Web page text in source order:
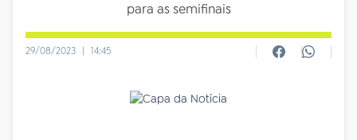
para as semifinais
29/08/2023 | 14:45